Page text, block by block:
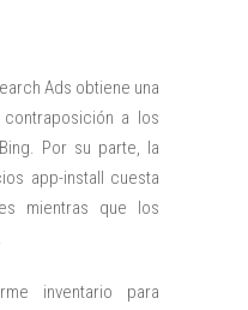
Ads obtiene una
a los
Por su parte, la
app-install cuesta
mientras que los
inventario para